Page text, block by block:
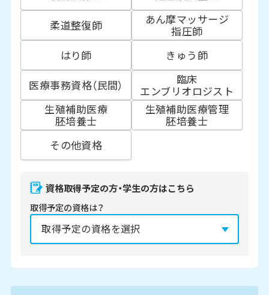
柔道整復師
あん摩マッサージ
指圧師
はり師
きゅう師
医療事務資格（民間）
臨床
エンブリオロジスト
生殖補助医療
胚培養士
生殖補助医療管理
胚培養士
その他資格
資格取得予定の方・学生の方はこちら
取得予定の資格は？
2027年 2028年 2029年 3月